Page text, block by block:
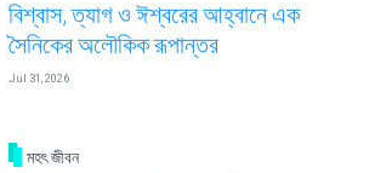
বিশ্বাস, ত্যাগ ও ঈশ্বরের আহ্বানে এক
সৈনিকের অলৌকিক রূপান্তর
Jul 31, 2026
মহৎ জীবন